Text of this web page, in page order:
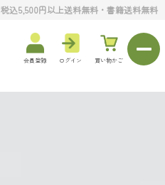
税込5,500円以上送料無料・書籍送料無料
会員登録 ログイン 買い物かご